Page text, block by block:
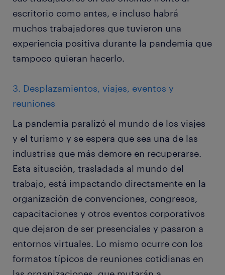
escritorio como antes, e incluso habrá
muchos trabajadores que tuvieron una
experiencia positiva durante la pandemia que
tampoco quieran hacerlo.
3. Desplazamientos, viajes, eventos y
reuniones
La pandemia paralizó el mundo de los viajes
y el turismo y se espera que sea una de las
industrias que más demore en recuperarse.
Esta situación, trasladada al mundo del
trabajo, está impactando directamente en la
organización de convenciones, congresos,
capacitaciones y otros eventos corporativos
que dejaron de ser presenciales y pasaron a
entornos virtuales. Lo mismo ocurre con los
formatos típicos de reuniones cotidianas en